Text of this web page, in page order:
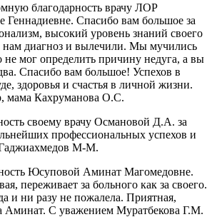
благодарность врачу ЛОР
Геннадиевне. Спасибо вам большое за
высокий уровень знаний своего
нам диагноз и вылечили. Мы мучились
не мог определить причину недуга, а вы
Спасибо вам большое! Успехов в
здоровья и счастья в личной жизни.
мама Кахруманова О.С.
своему врачу Османовой Д.А. за
профессиональных успехов и
М-М.
Юсуповой Аминат Магомедовне.
переживает за больного как за своего.
и ни разу не пожалела. Приятная,
Аминат. С уважением Муратбекова Г.М.